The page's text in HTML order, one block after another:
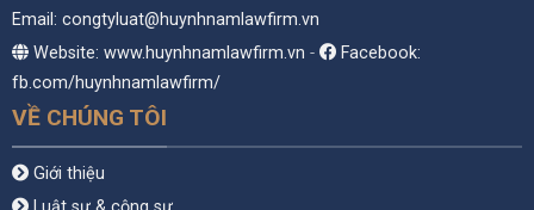
Email: congtyluat@huynhnamlawfirm.vn
Website: www.huynhnamlawfirm.vn -
Facebook:
fb.com/huynhnamlawfirm/
VỀ CHÚNG TÔI
Giới thiệu